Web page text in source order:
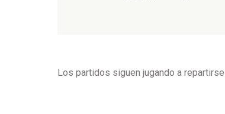
Los partidos siguen jugando a